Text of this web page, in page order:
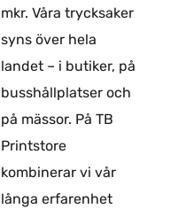
mkr. Våra trycksaker
syns över hela
landet – i butiker, på
busshållplatser och
på mässor. På TB
Printstore
kombinerar vi vår
långa erfarenhet